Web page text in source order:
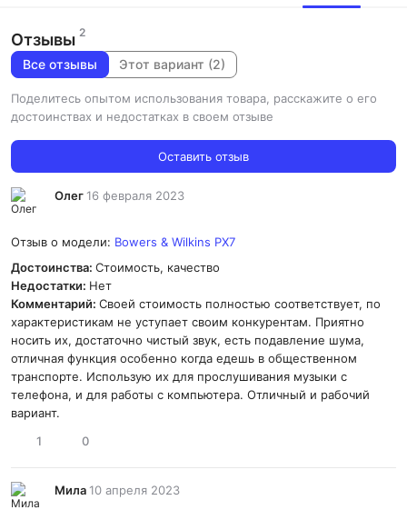
Отзывы 2
Все отзывы Этот вариант (2)
Оставить отзыв
Поделитесь опытом использования товара, расскажите о его
достоинствах и недостатках в своем отзыве
Олег16 февраля 2023
Отзыв о модели: Bowers & Wilkins PX7
Достоинства: Стоимость, качество
Недостатки: Нет
Комментарий: Своей стоимость полностью соответствует, по
характеристикам не уступает своим конкурентам. Приятно
носить их, достаточно чистый звук, есть подавление шума,
отличная функция особенно когда едешь в общественном
транспорте. Использую их для прослушивания музыки с
телефона, и для работы с компьютера. Отличный и рабочий
вариант.
1
0
Мила10 апреля 2023